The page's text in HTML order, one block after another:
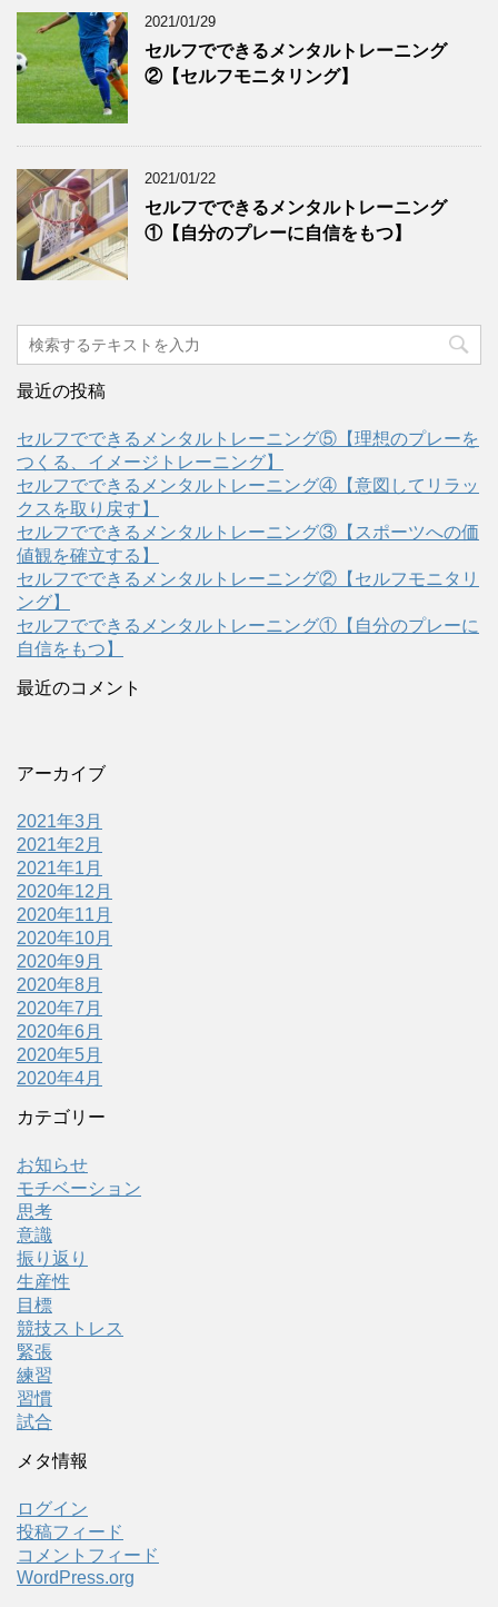
2021/01/29
セルフでできるメンタルトレーニング
②【セルフモニタリング】
2021/01/22
セルフでできるメンタルトレーニング
①【自分のプレーに自信をもつ】
最近の投稿
セルフでできるメンタルトレーニング⑤【理想のプレーを
つくる、イメージトレーニング】
セルフでできるメンタルトレーニング④【意図してリラッ
クスを取り戻す】
セルフでできるメンタルトレーニング③【スポーツへの価
値観を確立する】
セルフでできるメンタルトレーニング②【セルフモニタリ
ング】
セルフでできるメンタルトレーニング①【自分のプレーに
自信をもつ】
最近のコメント
アーカイブ
2021年3月
2021年2月
2021年1月
2020年12月
2020年11月
2020年10月
2020年9月
2020年8月
2020年7月
2020年6月
2020年5月
2020年4月
カテゴリー
お知らせ
モチベーション
思考
意識
振り返り
生産性
目標
競技ストレス
緊張
練習
習慣
試合
メタ情報
ログイン
投稿フィード
コメントフィード
WordPress.org